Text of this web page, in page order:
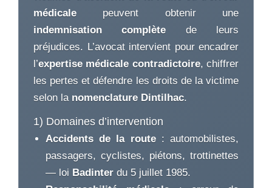
médicale peuvent obtenir une
indemnisation complète de leurs
préjudices. L’avocat intervient pour encadrer
l’expertise médicale contradictoire, chiffrer
les pertes et défendre les droits de la victime
selon la nomenclature Dintilhac.
1) Domaines d’intervention
Accidents de la route: automobilistes,
passagers, cyclistes, piétons, trottinettes
— loi Badinter du 5 juillet 1985.